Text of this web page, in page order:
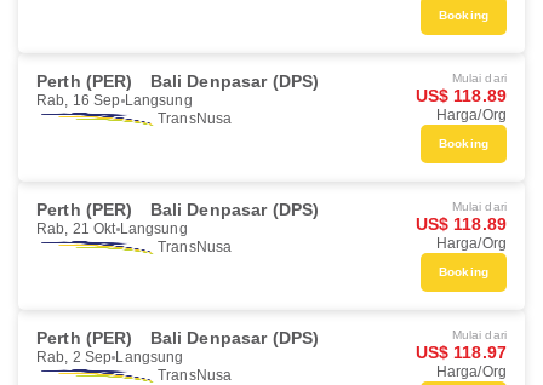
Booking
Perth (PER) Bali Denpasar (DPS)
Rab, 16 Sep Langsung
TransNusa
Mulai dari
US$ 118.89
Harga/Org
Booking
Perth (PER) Bali Denpasar (DPS)
Rab, 21 Okt Langsung
TransNusa
Mulai dari
US$ 118.89
Harga/Org
Booking
Perth (PER) Bali Denpasar (DPS)
Rab, 2 Sep Langsung
TransNusa
Mulai dari
US$ 118.97
Harga/Org